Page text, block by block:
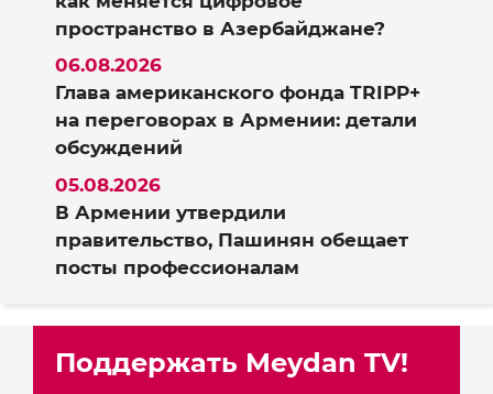
пространство в Азербайджане?
Глава американского фонда TRIPP+
на переговорах в Армении: детали
обсуждений
06.08.2026
В Армении утвердили
правительство, Пашинян обещает
посты профессионалам
05.08.2026
Поддержать Meydan TV!